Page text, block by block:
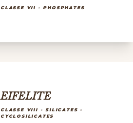
CLASSE VII - PHOSPHATES
EIFELITE
CLASSE VIII - SILICATES -
CYCLOSILICATES